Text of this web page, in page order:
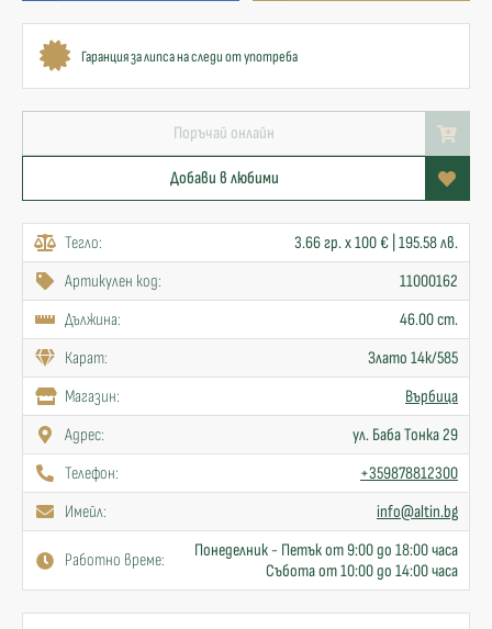
Гаранция за липса на следи от употреба
Поръчай онлайн
Добави в любими
Тегло:
3.66 гр. x 100 € | 195.58 лв.
Артикулен код:
11000162
Дължина:
46.00 cm.
Карат:
Злато 14к/585
Mагазин:
Върбица
Адрес:
ул. Баба Тонка 29
Телефон:
+359878812300
Имейл:
info@altin.bg
Работно време:
Понеделник - Петък от 9:00 до 18:00 часа
Събота от 10:00 до 14:00 часа